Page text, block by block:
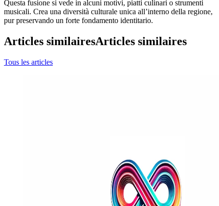
Questa fusione si vede in alcuni motivi, piatti culinari o strumenti
musicali. Crea una diversità culturale unica all’interno della regione,
pur preservando un forte fondamento identitario.
Articles similairesArticles similaires
Tous les articles